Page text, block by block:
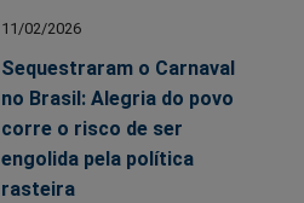
11/02/2026
Sequestraram o Carnaval
no Brasil: Alegria do povo
corre o risco de ser
engolida pela política
rasteira